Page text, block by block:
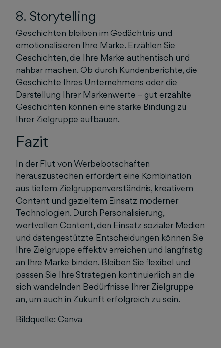
8. Storytelling
Geschichten bleiben im Gedächtnis und
emotionalisieren Ihre Marke. Erzählen Sie
Geschichten, die Ihre Marke authentisch und
nahbar machen. Ob durch Kundenberichte, die
Geschichte Ihres Unternehmens oder die
Darstellung Ihrer Markenwerte – gut erzählte
Geschichten können eine starke Bindung zu
Ihrer Zielgruppe aufbauen.
Fazit
In der Flut von Werbebotschaften
herauszustechen erfordert eine Kombination
aus tiefem Zielgruppenverständnis, kreativem
Content und gezieltem Einsatz moderner
Technologien. Durch Personalisierung,
wertvollen Content, den Einsatz sozialer Medien
und datengestützte Entscheidungen können Sie
Ihre Zielgruppe effektiv erreichen und langfristig
an Ihre Marke binden. Bleiben Sie flexibel und
passen Sie Ihre Strategien kontinuierlich an die
sich wandelnden Bedürfnisse Ihrer Zielgruppe
an, um auch in Zukunft erfolgreich zu sein.
Bildquelle: Canva